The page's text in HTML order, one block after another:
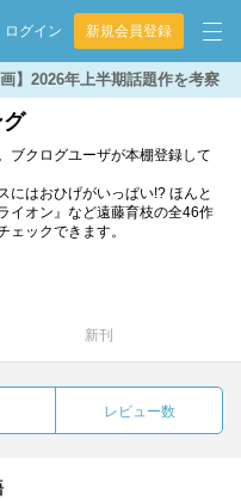
ログイン 新規会員登録
】2026年上半期話題作を考察
ブクログユーザが本棚登録して
にはおひげがいっぱい!? ほんと
イオン』など遠藤育枝の全46作
ックできます。
新刊
レビュー数